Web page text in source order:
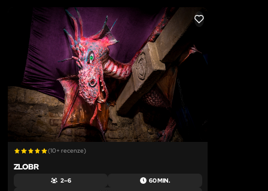
LIKE
(10+ recenze)
ZLOBR
2 – 6 60 MIN.